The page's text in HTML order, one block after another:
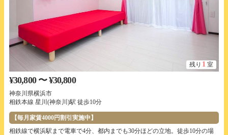
残り 1 室
¥30,800 〜 ¥30,800
神奈川県横浜市
相鉄本線 星川(神奈川)駅 徒歩10分
【毎月家賃4000円割引実施中】
相鉄線で横浜駅まで電車で4分、都内までも30分ほどの立地。徒歩10分の場